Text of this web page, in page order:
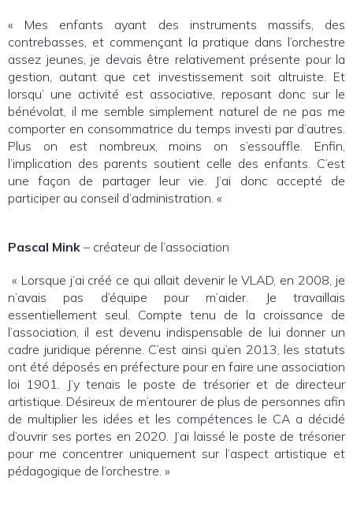
« Mes enfants ayant des instruments massifs, des
contrebasses, et commençant la pratique dans l’orchestre
assez jeunes, je devais être relativement présente pour la
gestion, autant que cet investissement soit altruiste. Et
lorsqu’ une activité est associative, reposant donc sur le
bénévolat, il me semble simplement naturel de ne pas me
comporter en consommatrice du temps investi par d’autres.
Plus on est nombreux, moins on s’essouffle. Enfin,
l’implication des parents soutient celle des enfants. C’est
une façon de partager leur vie. J’ai donc accepté de
participer au conseil d’administration. «
Pascal Mink – créateur de l’association
« Lorsque j’ai créé ce qui allait devenir le VLAD, en 2008, je
n’avais pas d’équipe pour m’aider. Je travaillais
essentiellement seul. Compte tenu de la croissance de
l’association, il est devenu indispensable de lui donner un
cadre juridique pérenne. C’est ainsi qu’en 2013, les statuts
ont été déposés en préfecture pour en faire une association
loi 1901. J’y tenais le poste de trésorier et de directeur
artistique. Désireux de m’entourer de plus de personnes afin
de multiplier les idées et les compétences le CA a décidé
d’ouvrir ses portes en 2020. J’ai laissé le poste de trésorier
pour me concentrer uniquement sur l’aspect artistique et
pédagogique de l’orchestre. »